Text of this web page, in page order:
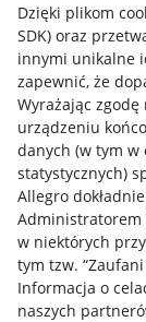
Dzięki plikom
SDK) oraz
innymi unikalne
zapewnić, że
Wyrażając
urządzeniu
danych (w tym w
statystycznych)
Allegro
Administratorem
w niektórych
tym tzw.
Informacja o
naszych
Przydatne